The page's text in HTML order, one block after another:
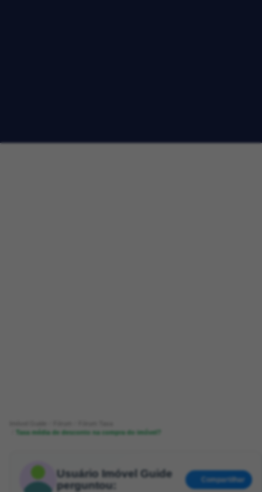
Taxa média de desconto na compra do imóvel?
Usuário Imóvel Guide
perguntou:
Compartilhar